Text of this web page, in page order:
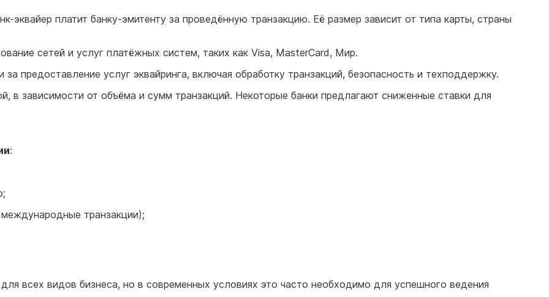
эквайер платит банку-эмитенту за проведённую транзакцию. Её размер зависит от типа карты, страны
сетей и услуг платёжных систем, таких как Visa, MasterCard, Мир.
предоставление услуг эквайринга, включая обработку транзакций, безопасность и техподдержку.
в зависимости от объёма и сумм транзакций. Некоторые банки предлагают сниженные ставки для
:
транзакции);
всех видов бизнеса, но в современных условиях это часто необходимо для успешного ведения